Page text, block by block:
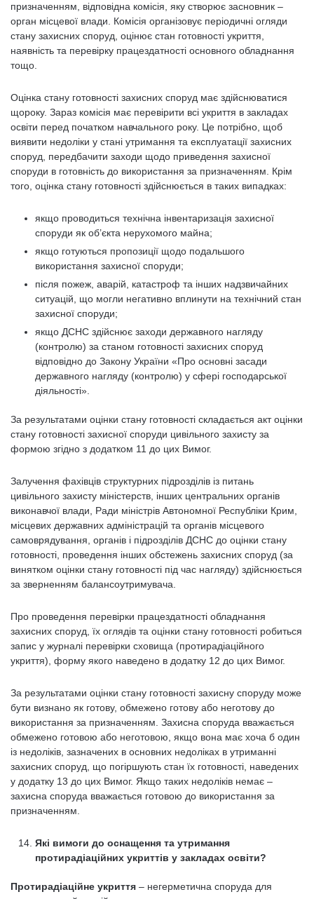
призначенням, відповідна комісія, яку створює засновник –
орган місцевої влади. Комісія організовує періодичні огляди
стану захисних споруд, оцінює стан готовності укриття,
наявність та перевірку працездатності основного обладнання
тощо.
Оцінка стану готовності захисних споруд має здійснюватися
щороку. Зараз комісія має перевірити всі укриття в закладах
освіти перед початком навчального року. Це потрібно, щоб
виявити недоліки у стані утримання та експлуатації захисних
споруд, передбачити заходи щодо приведення захисної
споруди в готовність до використання за призначенням. Крім
того, оцінка стану готовності здійснюється в таких випадках:
якщо проводиться технічна інвентаризація захисної
споруди як об’єкта нерухомого майна;
якщо готуються пропозиції щодо подальшого
використання захисної споруди;
після пожеж, аварій, катастроф та інших надзвичайних
ситуацій, що могли негативно вплинути на технічний стан
захисної споруди;
якщо ДСНС здійснює заходи державного нагляду
(контролю) за станом готовності захисних споруд
відповідно до Закону України «Про основні засади
державного нагляду (контролю) у сфері господарської
діяльності».
За результатами оцінки стану готовності складається акт оцінки
стану готовності захисної споруди цивільного захисту за
формою згідно з додатком 11 до цих Вимог.
Залучення фахівців структурних підрозділів із питань
цивільного захисту міністерств, інших центральних органів
виконавчої влади, Ради міністрів Автономної Республіки Крим,
місцевих державних адміністрацій та органів місцевого
самоврядування, органів і підрозділів ДСНС до оцінки стану
готовності, проведення інших обстежень захисних споруд (за
винятком оцінки стану готовності під час нагляду) здійснюється
за зверненням балансоутримувача.
Про проведення перевірки працездатності обладнання
захисних споруд, їх оглядів та оцінки стану готовності робиться
запис у журналі перевірки сховища (протирадіаційного
укриття), форму якого наведено в додатку 12 до цих Вимог.
За результатами оцінки стану готовності захисну споруду може
бути визнано як готову, обмежено готову або неготову до
використання за призначенням. Захисна споруда вважається
обмежено готовою або неготовою, якщо вона має хоча б один
із недоліків, зазначених в основних недоліках в утриманні
захисних споруд, що погіршують стан їх готовності, наведених
у додатку 13 до цих Вимог. Якщо таких недоліків немає –
захисна споруда вважається готовою до використання за
призначенням.
Які вимоги до оснащення та утримання
протирадіаційних укриттів у закладах освіти?
Протирадіаційне укриття – негерметична споруда для